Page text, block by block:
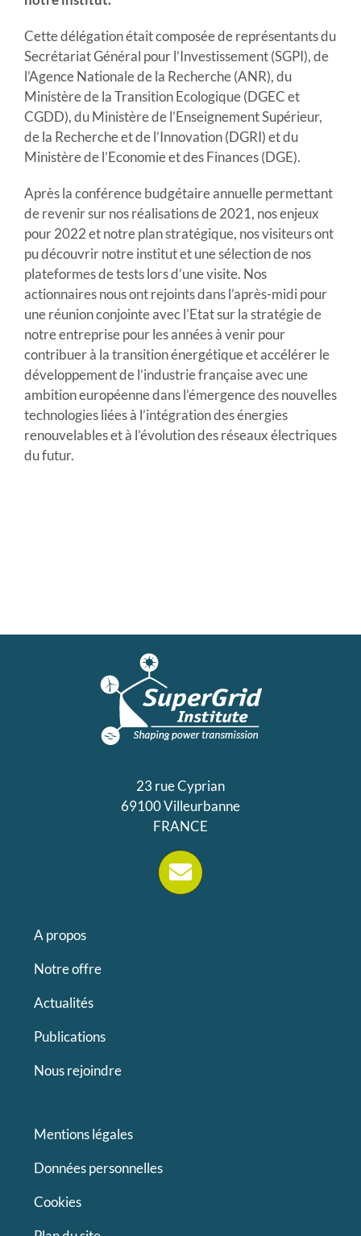
Cette délégation était composée de représentants du
Secrétariat Général pour l’Investissement (SGPI), de
l’Agence Nationale de la Recherche (ANR), du
Ministère de la Transition Ecologique (DGEC et
CGDD), du Ministère de l’Enseignement Supérieur,
de la Recherche et de l’Innovation (DGRI) et du
Ministère de l’Economie et des Finances (DGE).
Après la conférence budgétaire annuelle permettant
de revenir sur nos réalisations de 2021, nos enjeux
pour 2022 et notre plan stratégique, nos visiteurs ont
pu découvrir notre institut et une sélection de nos
plateformes de tests lors d’une visite. Nos
actionnaires nous ont rejoints dans l’après-midi pour
une réunion conjointe avec l’Etat sur la stratégie de
notre entreprise pour les années à venir pour
contribuer à la transition énergétique et accélérer le
développement de l’industrie française avec une
ambition européenne dans l’émergence des nouvelles
technologies liées à l’intégration des énergies
renouvelables et à l’évolution des réseaux électriques
du futur.
23 rue Cyprian
69100 Villeurbanne
FRANCE
A propos
Notre offre
Actualités
Publications
Nous rejoindre
Mentions légales
Données personnelles
Cookies